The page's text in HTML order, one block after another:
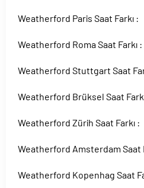
Weatherford Paris Saat Farkı :
Weatherford Roma Saat Farkı :
Weatherford Stuttgart Saat
Weatherford Brüksel Saat
Weatherford Zürih Saat Farkı :
Weatherford Amsterdam Saat
Weatherford Kopenhag Saat